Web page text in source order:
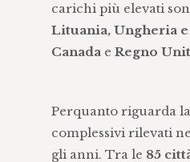
carichi più elevati
Lituania, Ungheria
Canada e Regno
Perquanto riguarda la
complessivi rilevati
gli anni. Tra le 85